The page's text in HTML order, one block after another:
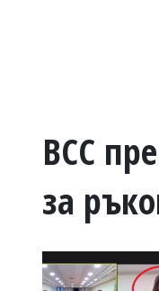
ВОЙНАТА
УКРАЙНА
РАЗСЛЕДВАНЕ
ВСС
за